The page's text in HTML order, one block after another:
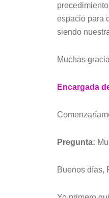
espacio para
siendo
Muchas
Encargada
Pregunta:
Buenos días,